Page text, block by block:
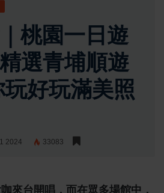
桃園一日遊
選青埔順遊
好玩滿美照
2024 33083
來台開唱，而在眾多場館中，